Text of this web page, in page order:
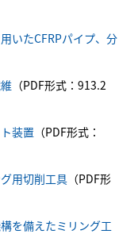
いたCFRPパイプ、分
（PDF形式：913.2
装置 （PDF形式：
用切削工具（PDF形
を備えたミリング工